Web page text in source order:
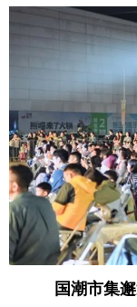
国潮市集